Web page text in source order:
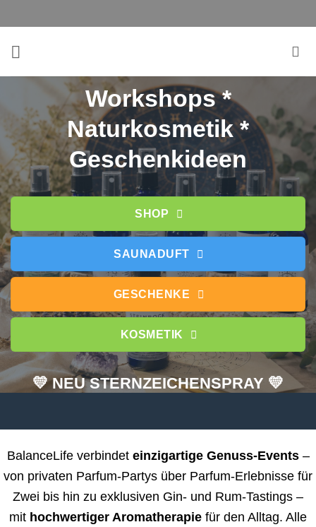
Inhalt
springen
Workshops *
Naturkosmetik *
Geschenkideen
SHOP
SAUNADUFT
GESCHENKE
KOSMETIK
💛 NEU STERNZEICHENSPRAY 💛
BalanceLife verbindet einzigartige Genuss-Events–
von privaten Parfum-Partys über Parfum-Erlebnisse für
Zwei bis hin zu exklusiven Gin- und Rum-Tastings –
mit hochwertiger Aromatherapie für den Alltag. Alle